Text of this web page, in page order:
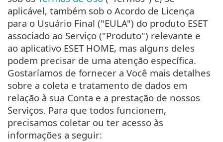
aplicável, também sob o Acordo de Licença
para o Usuário Final ("EULA") do produto ESET
associado ao Serviço ("Produto") relevante e
ao aplicativo ESET HOME, mas alguns deles
podem precisar de uma atenção específica.
Gostaríamos de fornecer a Você mais detalhes
sobre a coleta e tratamento de dados em
relação à sua Conta e a prestação de nossos
Serviços. Para que todos funcionem,
precisamos coletar ou ter acesso às
informações a seguir: